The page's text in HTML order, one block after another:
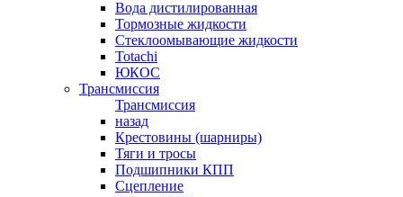
Вода дистилированная
Тормозные жидкости
Стеклоомывающие жидкости
Totachi
ЮКОС
Трансмиссия
Трансмиссия
назад
Крестовины (шарниры)
Тяги и тросы
Подшипники КПП
Сцепление